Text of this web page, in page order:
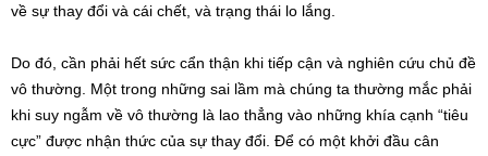
về sự thay đổi và cái chết, và trạng thái lo lắng.
Do đó, cần phải hết sức cẩn thận khi tiếp cận và nghiên cứu chủ đề
vô thường. Một trong những sai lầm mà chúng ta thường mắc phải
khi suy ngẫm về vô thường là lao thẳng vào những khía cạnh “tiêu
cực” được nhận thức của sự thay đổi. Để có một khởi đầu cân